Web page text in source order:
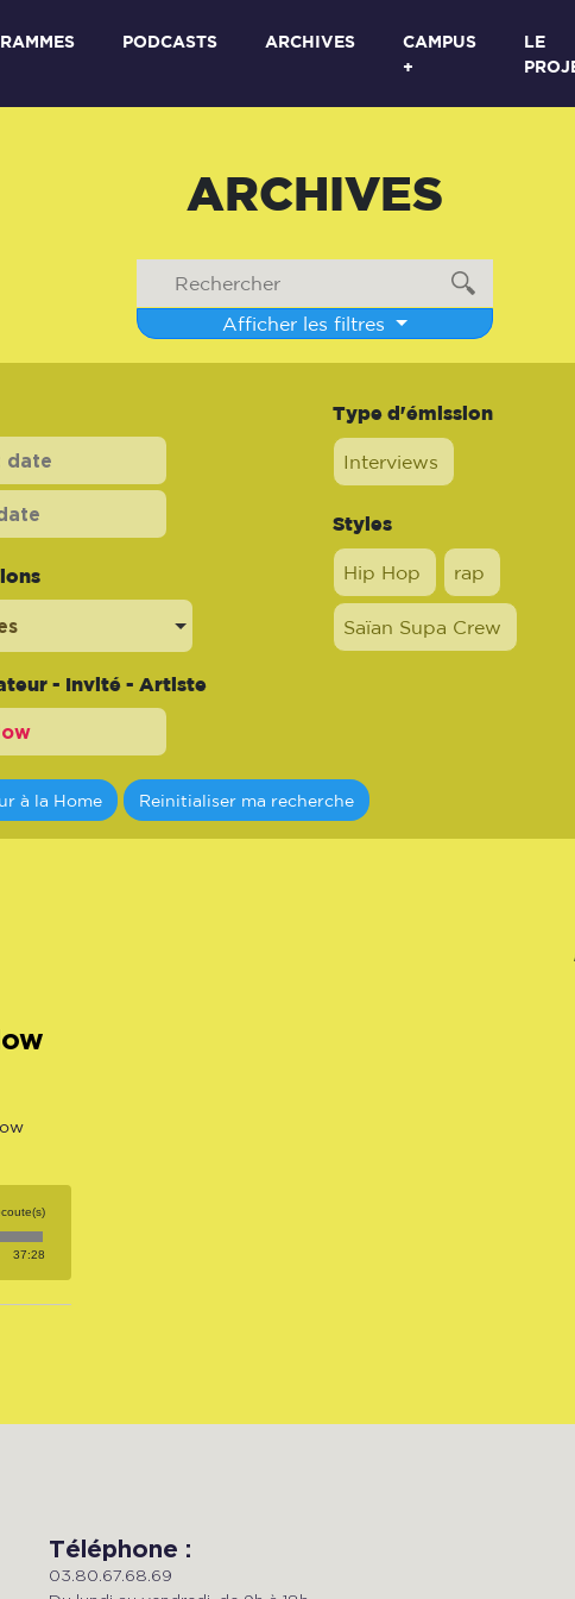
PODCASTS ARCHIVES
CAMPUS
+
LE
ARCHIVES
Afficher les filtres
- Invité - Artiste
Type d'émission
Interviews
Styles
Hip Hop rap
Saïan Supa Crew
à la Home Reinitialiser ma recherche
37:28
Téléphone :
03.80.67.68.69